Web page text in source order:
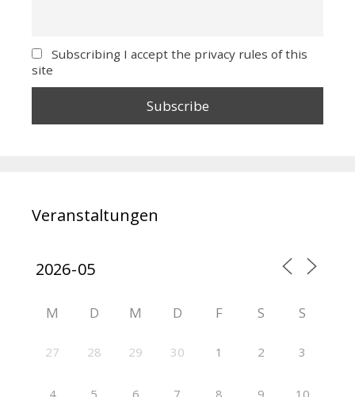
Subscribing I accept the privacy rules of this
site
Veranstaltungen
M D M D F S S
27 28 29 30 1 2 3
4 5 6 7 8 9 10